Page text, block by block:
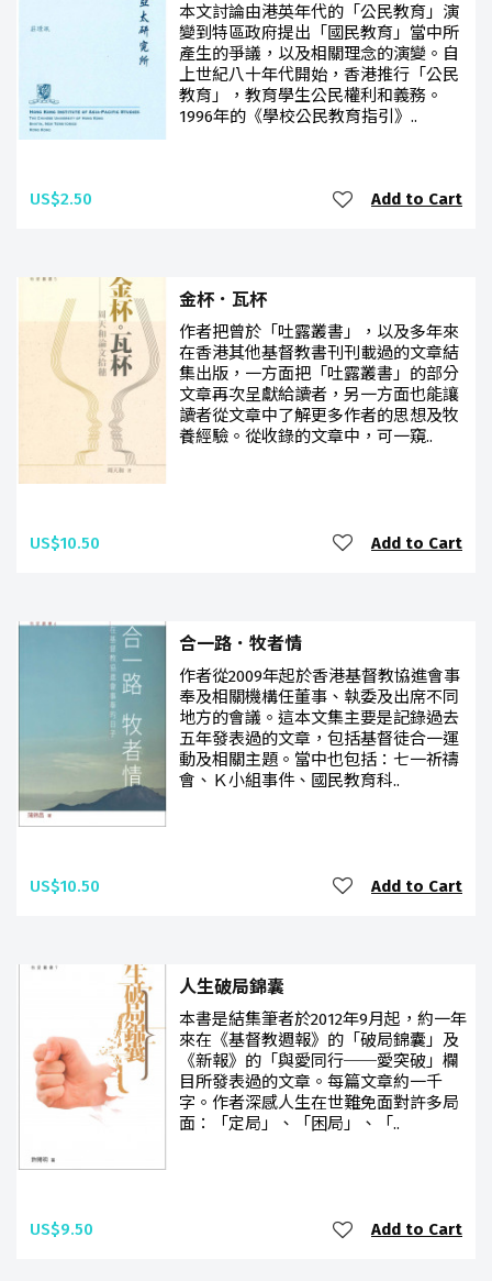
本文討論由港英年代的「公民教育」演
變到特區政府提出「國民教育」當中所
產生的爭議，以及相關理念的演變。自
上世紀八十年代開始，香港推行「公民
教育」，教育學生公民權利和義務。
1996年的《學校公民教育指引》..
US$2.50 Add to Cart
金杯．瓦杯
作者把曾於「吐露叢書」，以及多年來
在香港其他基督教書刊刊載過的文章結
集出版，一方面把「吐露叢書」的部分
文章再次呈獻給讀者，另一方面也能讓
讀者從文章中了解更多作者的思想及牧
養經驗。從收錄的文章中，可一窺..
US$10.50 Add to Cart
合一路．牧者情
作者從2009年起於香港基督教協進會事
奉及相關機構任董事、執委及出席不同
地方的會議。這本文集主要是記錄過去
五年發表過的文章，包括基督徒合一運
動及相關主題。當中也包括：七一祈禱
會、Ｋ小組事件、國民教育科..
US$10.50 Add to Cart
人生破局錦囊
本書是結集筆者於2012年9月起，約一年
來在《基督教週報》的「破局錦囊」及
《新報》的「與愛同行──愛突破」欄
目所發表過的文章。每篇文章約一千
字。作者深感人生在世難免面對許多局
面：「定局」、「困局」、「..
US$9.50 Add to Cart